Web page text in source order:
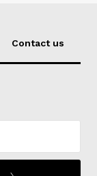
Contact us